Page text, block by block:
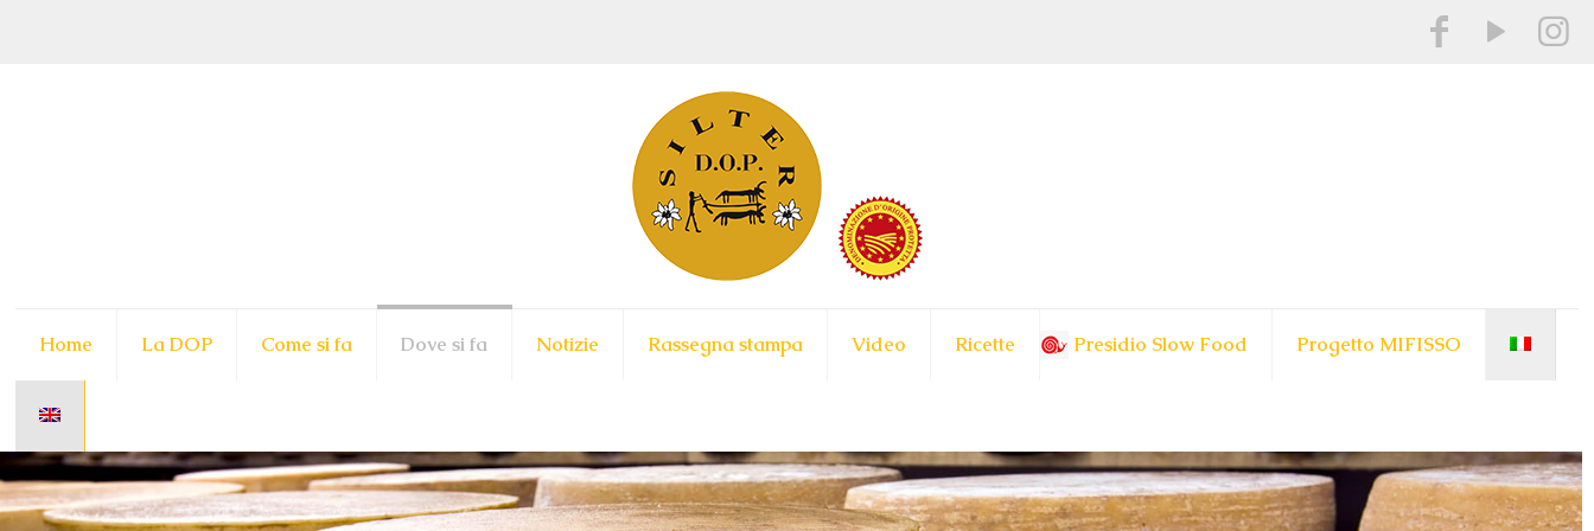
Home La DOP Come si fa Dove si fa Notizie Rassegna stampa Video Ricette Presidio Slow Food Progetto MIFISSO